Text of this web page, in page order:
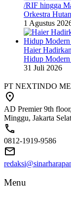
/RIF hingga
Orkestra
1 Agustus
Haier
Hidup
31 Juli 2026
PT NEXTINDO
AD Premier 9th
Minggu, Jakarta
0812-1919-9586
Menu